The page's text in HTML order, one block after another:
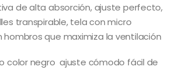
de alta absorción, ajuste perfecto,
transpirable, tela con micro
que maximiza la ventilación
color negro ajuste cómodo fácil de